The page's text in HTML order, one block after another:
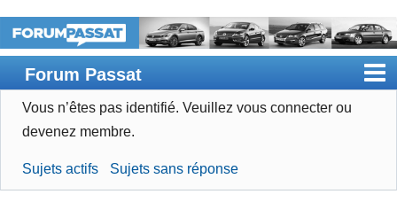
Forum Passat
Accueil
Devenir membre
Vous n’êtes pas identifié. Veuillez vous connecter ou
devenez membre.
Sujets actifs Sujets sans réponse